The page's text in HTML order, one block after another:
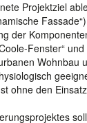
Projektziel
der
Fenster“
Wohnbau
ohne den